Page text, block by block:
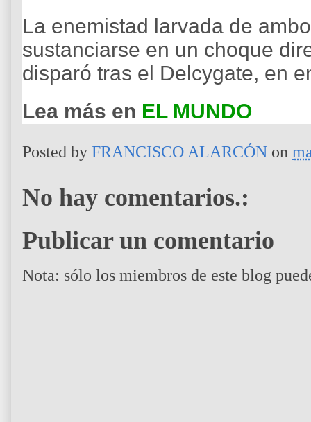
La enemistad larvada de
sustanciarse en un choque
disparó tras el Delcygate, en
Lea más en EL MUNDO
Posted by FRANCISCO ALARCÓN on
No hay comentarios.:
Publicar un comentario
Nota: sólo los miembros de este blog